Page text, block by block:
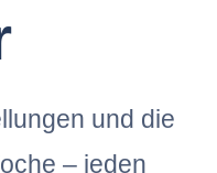
und die
– jeden